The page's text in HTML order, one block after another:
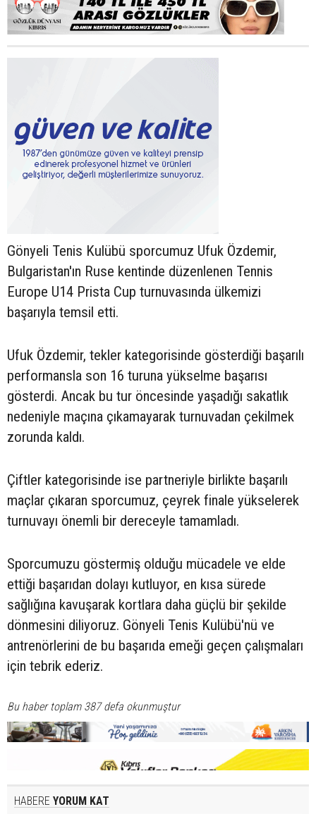
Gönyeli Tenis Kulübü sporcumuz Ufuk Özdemir,
Bulgaristan'ın Ruse kentinde düzenlenen Tennis
Europe U14 Prista Cup turnuvasında ülkemizi
başarıyla temsil etti.
Ufuk Özdemir, tekler kategorisinde gösterdiği başarılı
performansla son 16 turuna yükselme başarısı
gösterdi. Ancak bu tur öncesinde yaşadığı sakatlık
nedeniyle maçına çıkamayarak turnuvadan çekilmek
zorunda kaldı.
Çiftler kategorisinde ise partneriyle birlikte başarılı
maçlar çıkaran sporcumuz, çeyrek finale yükselerek
turnuvayı önemli bir dereceyle tamamladı.
Sporcumuzu göstermiş olduğu mücadele ve elde
ettiği başarıdan dolayı kutluyor, en kısa sürede
sağlığına kavuşarak kortlara daha güçlü bir şekilde
dönmesini diliyoruz. Gönyeli Tenis Kulübü'nü ve
antrenörlerini de bu başarıda emeği geçen çalışmaları
için tebrik ederiz.
Bu haber toplam 387 defa okunmuştur
HABERE YORUM KAT